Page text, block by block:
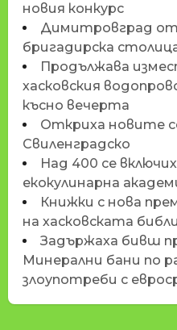
новия конкурс
Димитровград
бригадирска
Продължава
хасковския
късно вечерта
Откриха новите
Свиленградско
Над 400 се
екокулинарна
Книжки с нова
на хасковската
Задържаха бивш
Минерални бани по
злоупотреби с